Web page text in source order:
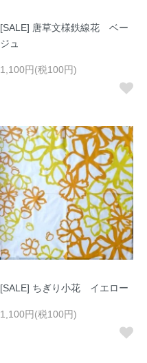
[SALE] 唐草文様鉄線花 ベー
ジュ
1,100円(税100円)
[SALE] ちぎり小花 イエロー
1,100円(税100円)